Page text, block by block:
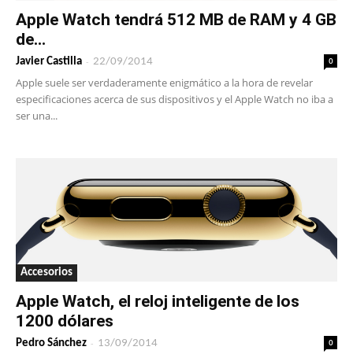
Apple Watch tendrá 512 MB de RAM y 4 GB
de...
Javier Castilla - 22/09/2014 0
Apple suele ser verdaderamente enigmático a la hora de revelar
especificaciones acerca de sus dispositivos y el Apple Watch no iba a
ser una...
Accesorios
Apple Watch, el reloj inteligente de los
1200 dólares
Pedro Sánchez - 13/09/2014 0